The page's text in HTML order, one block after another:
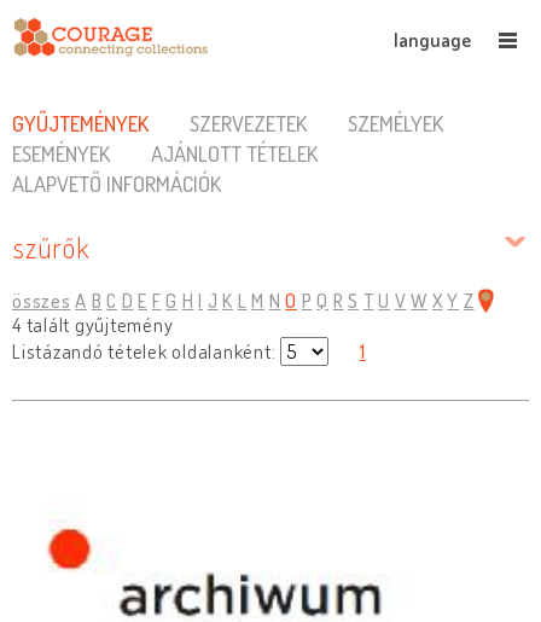
language
GYŰJTEMÉNYEK SZERVEZETEK
SZEMÉLYEK
ESEMÉNYEK
AJÁNLOTT TÉTELEK
ALAPVETŐ INFORMÁCIÓK
szűrők
összes A B C D E F G H I J K L M N O P Q R S T U V W X Y Z
4 talált gyűjtemény
Listázandó tételek oldalanként:
1